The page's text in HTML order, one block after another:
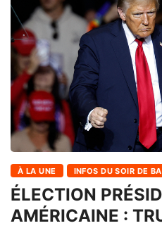
À LA UNE INFOS DU SOIR DE
ÉLECTION
AMÉRICAINE :